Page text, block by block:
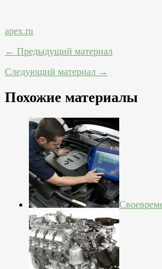
apex.ru
← Предыдущий материал
Следующий материал →
Похожие материалы